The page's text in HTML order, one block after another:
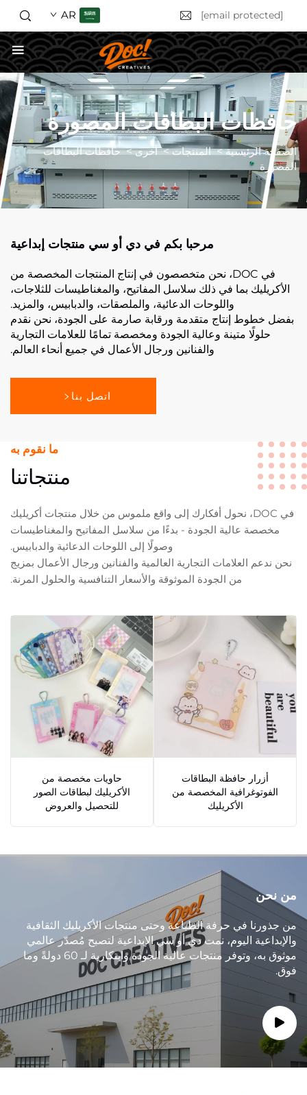
[email protected]
AR
احصل على عرض أسعار
حافظات البطاقات المصورة
الصفحة الرئيسية>المنتجات>أخرى>حافظات البطاقات
المصورة
مرحبا بكم في دي أو سي منتجات إبداعية
في DOC، نحن متخصصون في إنتاج المنتجات المخصصة من
الأكريليك بما في ذلك سلاسل المفاتيح، والمغناطيسات للثلاجات،
واللوحات الدعائية، والملصقات، والدبابيس، والمزيد.
بفضل خطوط إنتاج متقدمة ورقابة صارمة على الجودة، نحن نقدم
حلولًا متينة وعالية الجودة ومخصصة تمامًا للعلامات التجارية
والفنانين ورجال الأعمال في جميع أنحاء العالم.
اتصل بنا
ما نقوم به
منتجاتنا
في DOC، نحول أفكارك إلى واقع ملموس من خلال منتجات أكريليك
مخصصة عالية الجودة - بدءًا من سلاسل المفاتيح والمغناطيسات
وصولًا إلى اللوحات الدعائية والدبابيس.
نحن ندعم العلامات التجارية العالمية والفنانين ورجال الأعمال بمزيج
من الجودة الموثوقة والأسعار التنافسية والحلول المرنة.
أزرار حافظة البطاقات
الفوتوغرافية المخصصة من
الأكريليك
حاويات مخصصة من
الأكريليك لبطاقات الصور
للتحصيل والعروض
من نحن
من جذورنا في حرفة الطباعة وحتى منتجات الأكريليك الثقافية
والإبداعية اليوم، نمت دي أو سي الإبداعية لتصبح مُصدّر عالمي
موثوق به، وتوفر منتجات عالية الجودة وابتكارية لـ 60 دولةً وما
فوق.